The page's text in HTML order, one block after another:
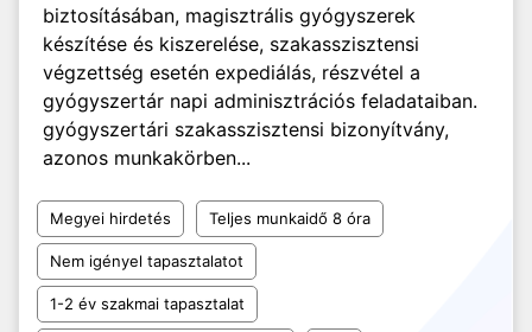
biztosításában, magisztrális gyógyszerek
készítése és kiszerelése, szakasszisztensi
végzettség esetén expediálás, részvétel a
gyógyszertár napi adminisztrációs feladataiban.
gyógyszertári szakasszisztensi bizonyítvány,
azonos munkakörben...
Megyei hirdetés Teljes munkaidő 8 óra
Nem igényel tapasztalatot
1-2 év szakmai tapasztalat